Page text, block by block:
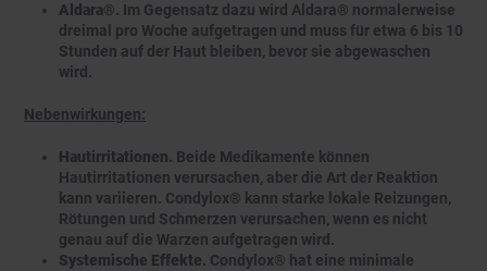
Aldara®. Im Gegensatz dazu wird Aldara® normalerweise
dreimal pro Woche aufgetragen und muss für etwa 6 bis 10
Stunden auf der Haut bleiben, bevor sie abgewaschen
wird.
Nebenwirkungen:
Hautirritationen. Beide Medikamente können
Hautirritationen verursachen, aber die Art der Reaktion
kann variieren. Condylox® kann starke lokale Reizungen,
Rötungen und Schmerzen verursachen, wenn es nicht
genau auf die Warzen aufgetragen wird.
Systemische Effekte. Condylox® hat eine minimale